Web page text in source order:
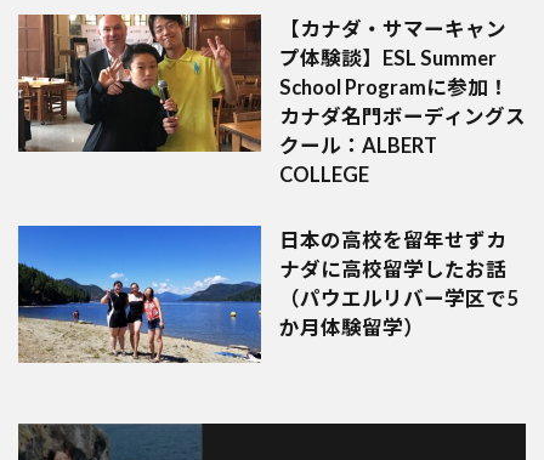
【カナダ・サマーキャン
プ体験談】ESL Summer
School Programに参加！
カナダ名門ボーディングス
クール：ALBERT
COLLEGE
日本の高校を留年せずカ
ナダに高校留学したお話
（パウエルリバー学区で5
か月体験留学）